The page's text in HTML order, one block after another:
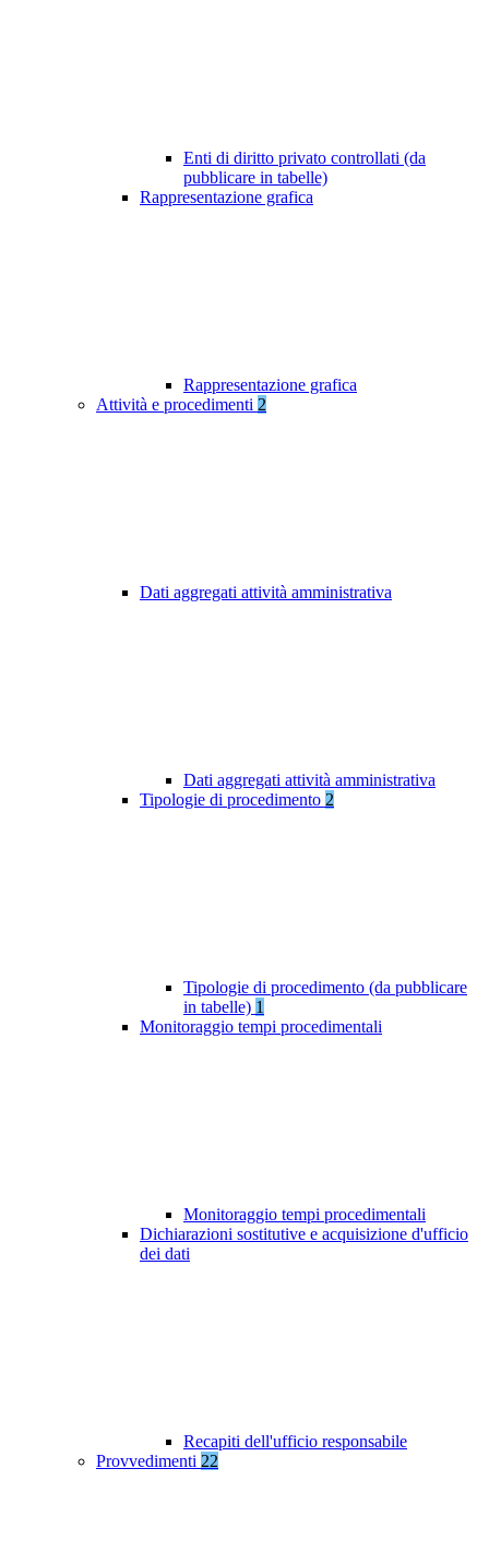
Enti di diritto privato controllati (da
pubblicare in tabelle)
Rappresentazione grafica
Rappresentazione grafica
Attività e procedimenti 2
Dati aggregati attività amministrativa
Dati aggregati attività amministrativa
Tipologie di procedimento 2
Tipologie di procedimento (da pubblicare
in tabelle) 1
Monitoraggio tempi procedimentali
Monitoraggio tempi procedimentali
Dichiarazioni sostitutive e acquisizione d'ufficio
dei dati
Recapiti dell'ufficio responsabile
Provvedimenti 22